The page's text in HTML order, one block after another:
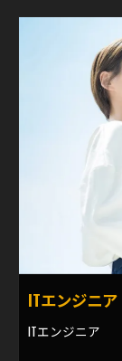
ITエンジニ
ITエンジニア